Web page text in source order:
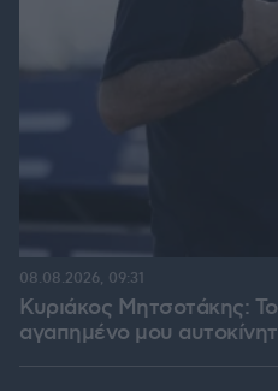
Κυριάκος Μητσοτάκης:
αγαπημένο μου
08.08.2026, 09:31